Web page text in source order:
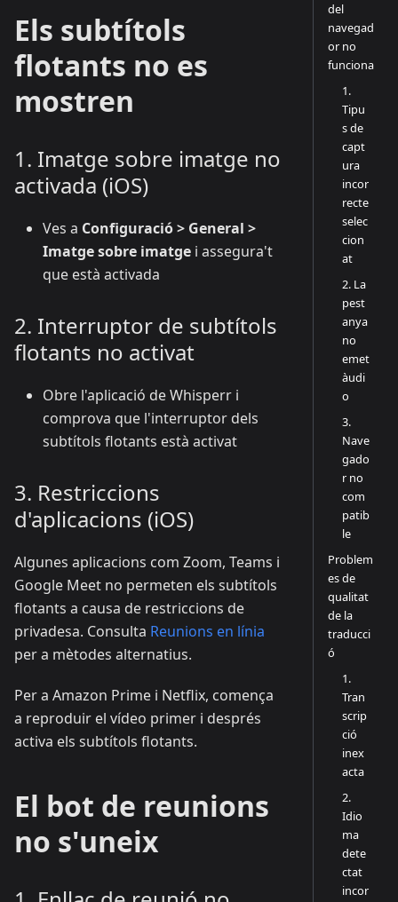
Els subtítols
flotants no es
mostren
1. Imatge sobre imatge no
activada (iOS)
Ves a Configuració > General >
Imatge sobre imatge i assegura't
que està activada
2. Interruptor de subtítols
flotants no activat
Obre l'aplicació de Whisperr i
comprova que l'interruptor dels
subtítols flotants està activat
3. Restriccions
d'aplicacions (iOS)
Algunes aplicacions com Zoom, Teams i
Google Meet no permeten els subtítols
flotants a causa de restriccions de
privadesa. Consulta Reunions en línia
per a mètodes alternatius.
Per a Amazon Prime i Netflix, comença
a reproduir el vídeo primer i després
activa els subtítols flotants.
El bot de reunions
no s'uneix
del
navegad
or no
funciona
1.
Tipu
s de
capt
ura
incor
recte
selec
cion
at
2. La
pest
anya
no
emet
àudi
o
3.
Nave
gado
r no
com
patib
le
Problem
es de
qualitat
de la
traducci
ó
1.
Tran
scrip
ció
inex
acta
2.
Idio
ma
dete
ctat
incor